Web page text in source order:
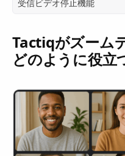
受信ビデオ停止機能
Tactiqがズーム
どのように役立